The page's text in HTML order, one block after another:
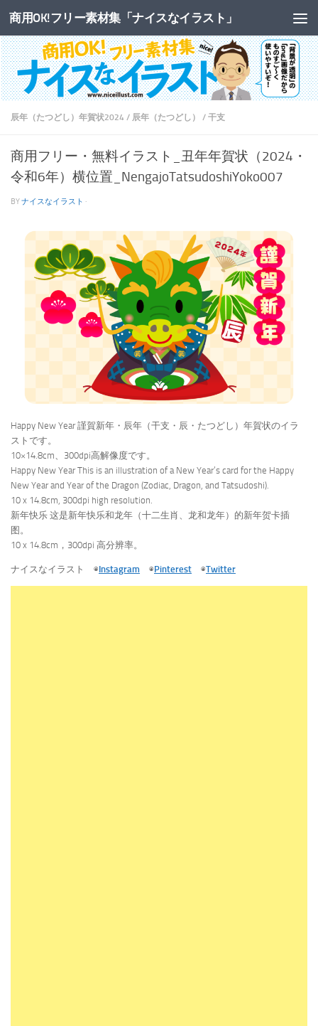
コンテンツへスキップ
商用OK!フリー素材集「ナイスなイラスト」
辰年（たつどし）年賀状2024 / 辰年（たつどし） / 干支
商用フリー・無料イラスト_丑年年賀状（2024・
令和6年）横位置_NengajoTatsudoshiYoko007
BYナイスなイラスト ·
Happy New Year 謹賀新年・辰年（干支・辰・たつどし）年賀状のイラ
ストです。
10×14.8cm、300dpi高解像度です。
Happy New Year This is an illustration of a New Year’s card for the Happy
New Year and Year of the Dragon (Zodiac, Dragon, and Tatsudoshi).
10 x 14.8cm, 300dpi high resolution.
新年快乐 这是新年快乐和龙年（十二生肖、龙和龙年）的新年贺卡插
图。
10 x 14.8cm，300dpi 高分辨率。
ナイスなイラスト ◉Instagram ◉Pinterest ◉Twitter